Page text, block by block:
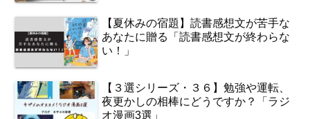
【夏休みの宿題】読書感想文が苦手な
あなたに贈る「読書感想文が終わらな
い！」
【３選シリーズ・３６】勉強や運転、
夜更かしの相棒にどうですか？「ラジ
オ漫画3選」